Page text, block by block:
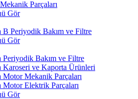
Parçaları
Gör
B Periyodik Bakım ve Filtre
Gör
Periyodik Bakım ve Filtre
Karoseri ve Kaporta Ürünleri
Mekanik Parçaları
Elektrik Parçaları
Gör